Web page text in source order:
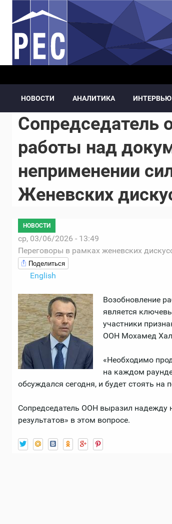
Перейти к основному содержанию
НОВОСТИ АНАЛИТИКА ИНТЕРВЬЮ
Сопредседатель
работы над
неприменении
Женевских
НОВОСТИ
ср, 03/06/2026 - 13:49
Переговоры в рамках женевских
Поделиться
English
Возобновление
является
участники
ООН Мохамед
«Необходимо
на каждом
обсуждался сегодня, и будет стоять на
Сопредседатель ООН выразил надежду
результатов» в этом вопросе.